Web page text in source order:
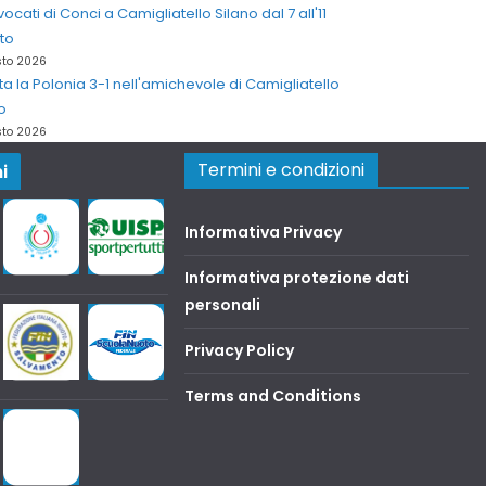
di Conci a Camigliatello Silano dal 7 all'11
2026
la Polonia 3-1 nell'amichevole di Camigliatello
2026
Termini e condizioni
Informativa Privacy
Informativa protezione dati
personali
Privacy Policy
Terms and Conditions